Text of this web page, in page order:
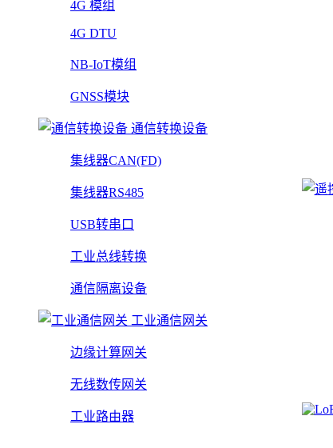
4G 模组
4G DTU
NB-IoT模组
GNSS模块
通信转换设备
集线器CAN(FD)
集线器RS485
USB转串口
工业总线转换
通信隔离设备
工业通信网关
边缘计算网关
无线数传网关
工业路由器